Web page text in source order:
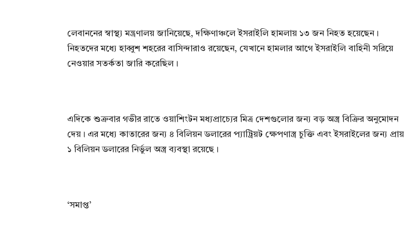
লেবাননের স্বাস্থ্য মন্ত্রণালয় জানিয়েছে, দক্ষিণাঞ্চলে ইসরাইলি হামলায় ১৩ জন নিহত হয়েছেন।
নিহতদের মধ্যে হাব্বুশ শহরের বাসিন্দারাও রয়েছেন, যেখানে হামলার আগে ইসরাইলি বাহিনী সরিয়ে
নেওয়ার সতর্কতা জারি করেছিল।
এদিকে শুক্রবার গভীর রাতে ওয়াশিংটন মধ্যপ্রাচ্যের মিত্র দেশগুলোর জন্য বড় অস্ত্র বিক্রির অনুমোদন
দেয়। এর মধ্যে কাতারের জন্য ৪ বিলিয়ন ডলারের প্যাট্রিয়ট ক্ষেপণাস্ত্র চুক্তি এবং ইসরাইলের জন্য প্রায়
১ বিলিয়ন ডলারের নির্ভুল অস্ত্র ব্যবস্থা রয়েছে।
‘সমাপ্ত’